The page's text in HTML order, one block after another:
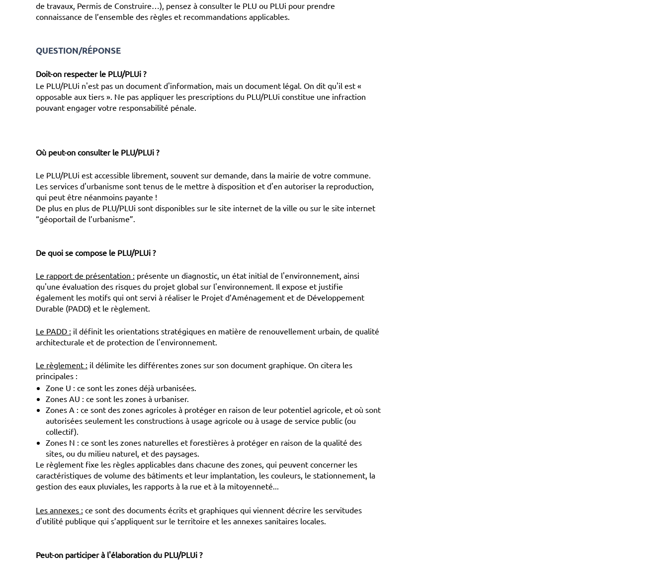
de travaux, Permis de Construire…), pensez à consulter le PLU ou PLUi pour prendre
connaissance de l’ensemble des règles et recommandations applicables.
QUESTION/RÉPONSE
Doit-on respecter le PLU/PLUi ?
Le PLU/PLUi n'est pas un document d'information, mais un document légal. On dit qu'il est «
opposable aux tiers ». Ne pas appliquer les prescriptions du PLU/PLUi constitue une infraction
pouvant engager votre responsabilité pénale.
Où peut-on consulter le PLU/PLUi ?
Le PLU/PLUi est accessible librement, souvent sur demande, dans la mairie de votre commune.
Les services d'urbanisme sont tenus de le mettre à disposition et d'en autoriser la reproduction,
qui peut être néanmoins payante !
De plus en plus de PLU/PLUi sont disponibles sur le site internet de la ville ou sur le site internet
“géoportail de l’urbanisme”.
De quoi se compose le PLU/PLUi ?
Le rapport de présentation : présente un diagnostic, un état initial de l'environnement, ainsi
qu'une évaluation des risques du projet global sur l'environnement. Il expose et justifie
également les motifs qui ont servi à réaliser le Projet d’Aménagement et de Développement
Durable (PADD) et le règlement.
Le PADD : il définit les orientations stratégiques en matière de renouvellement urbain, de qualité
architecturale et de protection de l'environnement.
Le règlement : il délimite les différentes zones sur son document graphique. On citera les
principales :
Zone U : ce sont les zones déjà urbanisées.
Zones AU : ce sont les zones à urbaniser.
Zones A : ce sont des zones agricoles à protéger en raison de leur potentiel agricole, et où sont
autorisées seulement les constructions à usage agricole ou à usage de service public (ou
collectif).
Zones N : ce sont les zones naturelles et forestières à protéger en raison de la qualité des
sites, ou du milieu naturel, et des paysages.
Le règlement fixe les règles applicables dans chacune des zones, qui peuvent concerner les
caractéristiques de volume des bâtiments et leur implantation, les couleurs, le stationnement, la
gestion des eaux pluviales, les rapports à la rue et à la mitoyenneté...
Les annexes : ce sont des documents écrits et graphiques qui viennent décrire les servitudes
d'utilité publique qui s’appliquent sur le territoire et les annexes sanitaires locales.
Peut-on participer à l'élaboration du PLU/PLUi ?